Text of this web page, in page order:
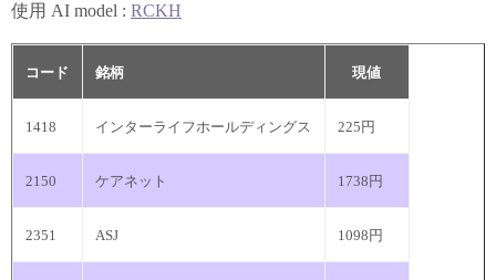
使用 AI model : RCKH
コード 銘柄 現値
1418 インターライフホールディングス 225円
2150 ケアネット 1738円
2351 ASJ 1098円